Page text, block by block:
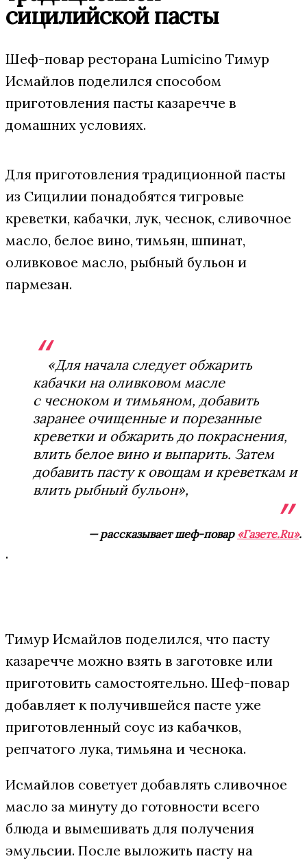
сицилийской пасты
Шеф-повар ресторана Lumicino Тимур
Исмайлов поделился способом
приготовления пасты казаречче в
домашних условиях.
Для приготовления традиционной пасты
из Сицилии понадобятся тигровые
креветки, кабачки, лук, чеснок, сливочное
масло, белое вино, тимьян, шпинат,
оливковое масло, рыбный бульон и
пармезан.
«Для начала следует обжарить
кабачки на оливковом масле
с чесноком и тимьяном, добавить
заранее очищенные и порезанные
креветки и обжарить до покраснения,
влить белое вино и выпарить. Затем
добавить пасту к овощам и креветкам и
влить рыбный бульон»,
— рассказывает шеф-повар «Газете.Ru».
.
Тимур Исмайлов поделился, что пасту
казаречче можно взять в заготовке или
приготовить самостоятельно. Шеф-повар
добавляет к получившейся пасте уже
приготовленный соус из кабачков,
репчатого лука, тимьяна и чеснока.
Исмайлов советует добавлять сливочное
масло за минуту до готовности всего
блюда и вымешивать для получения
эмульсии. После выложить пасту на